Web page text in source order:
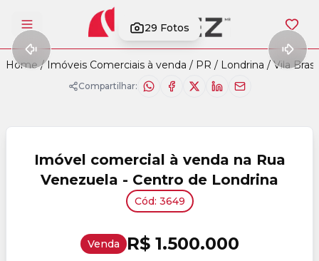
Abrir menu 29 Fotos
Home / Imóveis Comerciais à venda / PR / Londrina / Vila Brasil
Compartilhar:
Imóvel comercial à venda na Rua
Venezuela - Centro de Londrina
Cód: 3649
Venda R$ 1.500.000